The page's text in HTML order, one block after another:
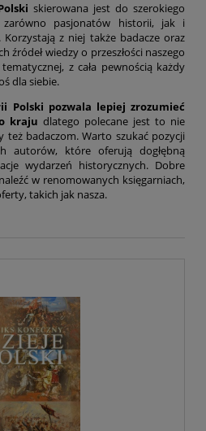
skierowana jest do szerokiego
pasjonatów historii, jak i
z niej także badacze oraz
źródeł wiedzy o przeszłości naszego
z cała pewnością każdy
dla siebie.
Polski pozwala lepiej zrozumieć
kraju dlatego polecane jest to nie
badaczom. Warto szukać pozycji
autorów, które oferują dogłębną
wydarzeń historycznych. Dobre
w renomowanych księgarniach,
takich jak nasza.